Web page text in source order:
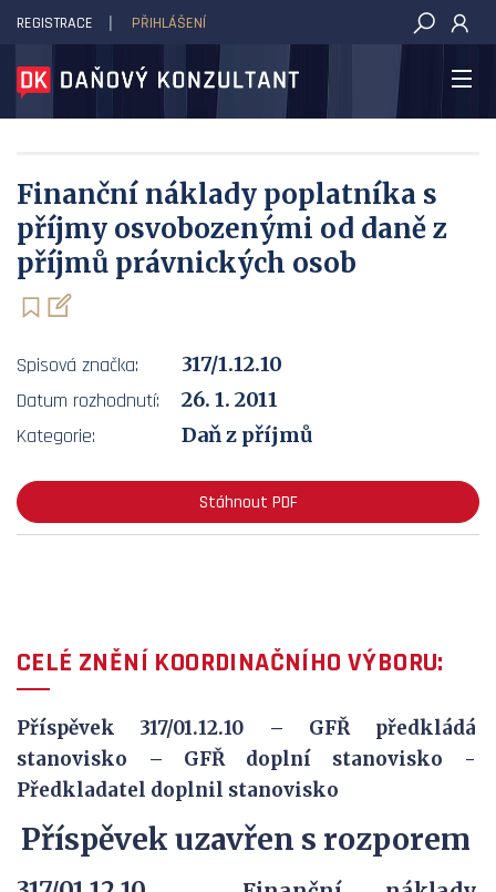
DAŇOVÝ KONZULTANT
REGISTRACE PŘIHLÁŠENÍ
Finanční náklady poplatníka s
příjmy osvobozenými od daně z
příjmů právnických osob
Spisová značka:
317/1.12.10
Datum rozhodnutí:
26. 1. 2011
Kategorie:
Daň z příjmů
Stáhnout PDF
CELÉ ZNĚNÍ KOORDINAČNÍHO VÝBORU:
Příspěvek 317/01.12.10 – GFŘ předkládá
stanovisko – GFŘ doplní stanovisko -
Předkladatel doplnil stanovisko
Příspěvek uzavřen s rozporem